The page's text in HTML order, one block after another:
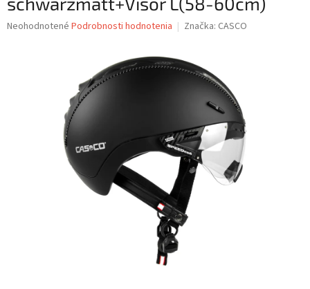
Priemerné
Neohodnotené Podrobnosti hodnotenia Značka: CASCO